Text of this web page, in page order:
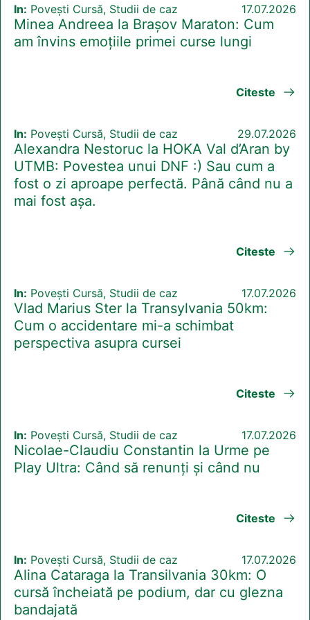
In: Povești Cursă, Studii de caz 17.07.2026
Minea Andreea la Brașov Maraton: Cum
am învins emoțiile primei curse lungi
Citeste
In: Povești Cursă, Studii de caz 29.07.2026
Alexandra Nestoruc la HOKA Val d’Aran by
UTMB: Povestea unui DNF :) Sau cum a
fost o zi aproape perfectă. Până când nu a
mai fost așa.
Citeste
In: Povești Cursă, Studii de caz 17.07.2026
Vlad Marius Ster la Transylvania 50km:
Cum o accidentare mi-a schimbat
perspectiva asupra cursei
Citeste
In: Povești Cursă, Studii de caz 17.07.2026
Nicolae-Claudiu Constantin la Urme pe
Play Ultra: Când să renunți și când nu
Citeste
In: Povești Cursă, Studii de caz 17.07.2026
Alina Cataraga la Transilvania 30km: O
cursă încheiată pe podium, dar cu glezna
bandajată